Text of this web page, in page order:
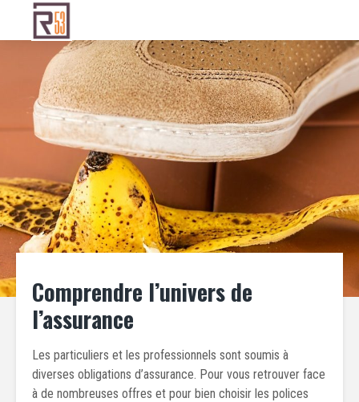
Comprendre l’univers de
l’assurance
Les particuliers et les professionnels sont soumis à
diverses obligations d’assurance. Pour vous retrouver face
à de nombreuses offres et pour bien choisir les polices